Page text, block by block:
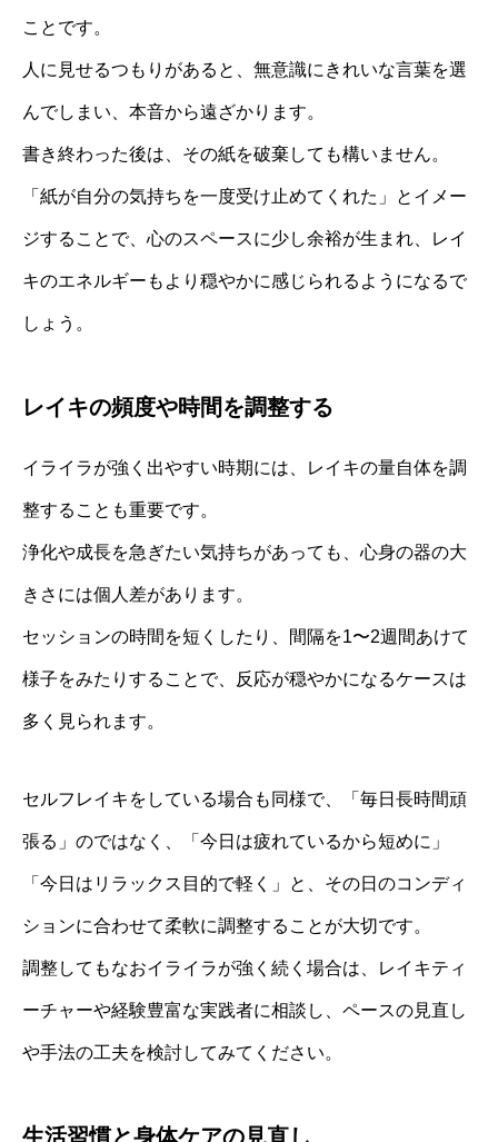
ことです。
人に見せるつもりがあると、無意識にきれいな言葉を選
んでしまい、本音から遠ざかります。
書き終わった後は、その紙を破棄しても構いません。
「紙が自分の気持ちを一度受け止めてくれた」とイメー
ジすることで、心のスペースに少し余裕が生まれ、レイ
キのエネルギーもより穏やかに感じられるようになるで
しょう。
レイキの頻度や時間を調整する
イライラが強く出やすい時期には、レイキの量自体を調
整することも重要です。
浄化や成長を急ぎたい気持ちがあっても、心身の器の大
きさには個人差があります。
セッションの時間を短くしたり、間隔を1〜2週間あけて
様子をみたりすることで、反応が穏やかになるケースは
多く見られます。
セルフレイキをしている場合も同様で、「毎日長時間頑
張る」のではなく、「今日は疲れているから短めに」
「今日はリラックス目的で軽く」と、その日のコンディ
ションに合わせて柔軟に調整することが大切です。
調整してもなおイライラが強く続く場合は、レイキティ
ーチャーや経験豊富な実践者に相談し、ペースの見直し
や手法の工夫を検討してみてください。
生活習慣と身体ケアの見直し